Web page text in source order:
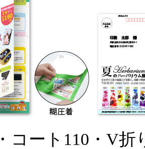
コート110・V折